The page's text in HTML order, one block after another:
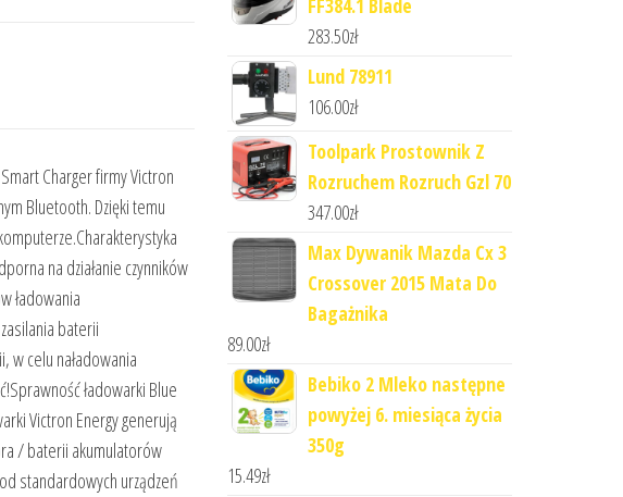
Smart Charger firmy Victron
Bluetooth. Dzięki temu
na działanie czynników
ładowania
baterii
w celu naładowania
ładowarki Blue
Victron Energy generują
/ baterii akumulatorów
standardowych urządzeń
FF384.1 Blade
283.50zł
Lund 78911
106.00zł
Toolpark Prostownik Z
Rozruchem Rozruch Gzl 70
347.00zł
Max Dywanik Mazda Cx 3
Crossover 2015 Mata Do
Bagażnika
89.00zł
Bebiko 2 Mleko następne
powyżej 6. miesiąca życia
350g
15.49zł